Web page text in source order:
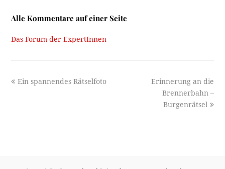
Alle Kommentare auf einer Seite
Das Forum der ExpertInnen
previous
Ein spannendes Rätselfoto
next
post:
Erinnerung an die
Brennerbahn –
Burgenrätsel